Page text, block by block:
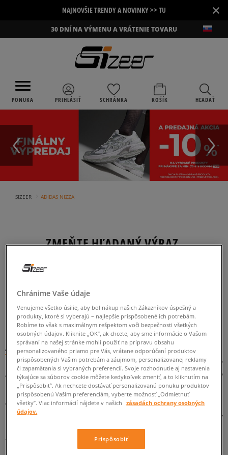
NAJNOVŠIE TRENDY A NOVINKY >> TU ×
30 DNÍ NA VÝMENU A VRÁTENIE TOVARU
PONUKA PRIHLÁSIŤ SCHRÁNKA KOŠÍK HĽADAŤ
SIZEER ADIDAS NIZZA
ZMEŇTE HĽADANÝ VÝRAZ.
SKÚSTE POUŽIŤ MENŠÍ POČET FILTROV
SPÄŤ
Adidas Nizza – mestské tenisky pre každého
Hľadáte jednoduché, ale nezvyčajné tenisky na bežný deň?
Adidas Nizza budú na spomenutý účel perfektné! Tento
minimalistický model kultovej nemeckej značky v sebe spája tú
najlepšiu úroveň, športový šik a univerzálnosť. So 100 % istotou
Vám v ňom nebude chýbať pohodlie pri nosení a vďaka
klasickému štýlu a neutrálnym farbám ho úspešne využijete v
každom outfite na bežný deň – či už športovom, casualovom
alebo elegantnom. Adidas opätovne dokázal, že nemá pri
navrhovaní mestských športových topánok konkurenciu!
Chránime Vaše údaje
Venujeme všetko úsilie, aby bol nákup našich Zákazníkov úspešný a
produkty, ktoré si vyberajú – najlepšie prispôsobené ich potrebám.
Robíme to však s maximálnym rešpektom voči bezpečnosti všetkých
osobných údajov. Kliknite „OK”, ak chcete, aby sme informácie o Vašom
správaní na našej stránke mohli použiť na prípravu obsahu
personalizovaného priamo pre Vás, vrátane odporúčaní produktov
prispôsobených Vašim potrebám a záujmom, personalizovanej reklamy
či zapamätania si vybraných preferencií. Svoje rozhodnutie aj nastavenia
týkajúce sa súborov cookie môžete kedykoľvek zmeniť, a to kliknutím na
„Prispôsobiť”. Ak nechcete dostávať personalizovanú ponuku produktov
prispôsobenú Vašim preferenciám, vyberte možnosť „Odmietnuť
všetky”. Viac informácií nájdete v našich
zásadách ochrany osobných
údajov.
Prispôsobiť